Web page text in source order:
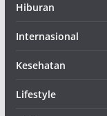
Hiburan
Internasional
Kesehatan
Lifestyle